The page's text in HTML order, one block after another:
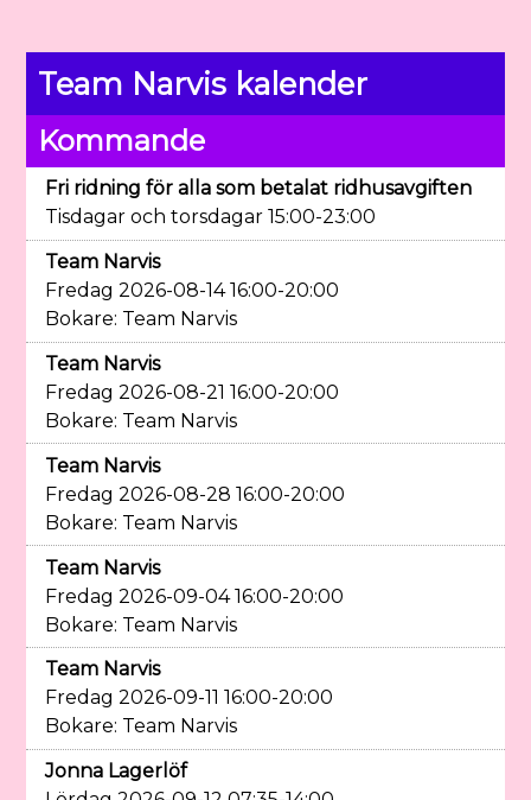
Team Narvis kalender
Kommande
Fri ridning för alla som betalat ridhusavgiften
Tisdagar och torsdagar 15:00-23:00
Team Narvis
Fredag 2026-08-14 16:00-20:00
Bokare: Team Narvis
Team Narvis
Fredag 2026-08-21 16:00-20:00
Bokare: Team Narvis
Team Narvis
Fredag 2026-08-28 16:00-20:00
Bokare: Team Narvis
Team Narvis
Fredag 2026-09-04 16:00-20:00
Bokare: Team Narvis
Team Narvis
Fredag 2026-09-11 16:00-20:00
Bokare: Team Narvis
Jonna Lagerlöf